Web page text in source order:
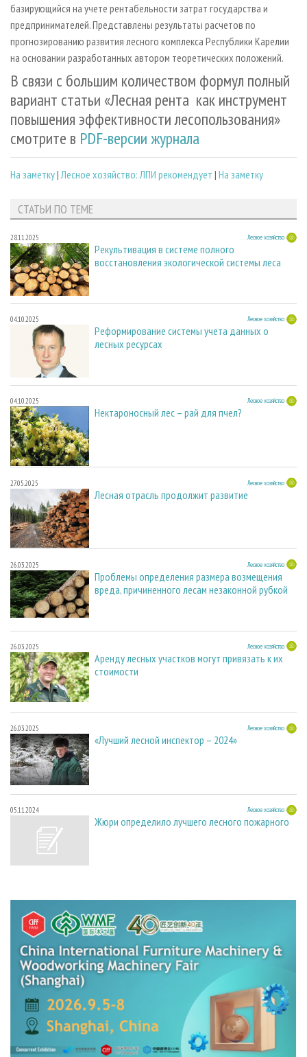
базирующийся на учете рентабельности затрат государства и
предпринимателей. Представлены результаты расчетов по
прогнозированию развития лесного комплекса Республики Карелии
на основании разработанных автором теоретических положений.
В связи с большим количеством формул полный
вариант статьи «Лесная рента как инструмент
повышения эффективности лесопользования»
смотрите в PDF-версии журнала
На заметку|Лесное хозяйство: ЛПИ рекомендует | На заметку
СТАТЬИ ПО ТЕМЕ
28.11.2025 Лесное хозяйство
Рекультивация в системе полного
восстановления экологической системы леса
04.10.2025 Лесное хозяйство
Реформирование системы учета данных о
лесных ресурсах
04.10.2025 Лесное хозяйство
Нектароносный лес – рай для пчел?
27.05.2025 Лесное хозяйство
Лесная отрасль продолжит развитие
26.03.2025 Лесное хозяйство
Проблемы определения размера возмещения
вреда, причиненного лесам незаконной рубкой
26.03.2025 Лесное хозяйство
Аренду лесных участков могут привязать к их
стоимости
26.03.2025 Лесное хозяйство
«Лучший лесной инспектор – 2024»
05.11.2024 Лесное хозяйство
Жюри определило лучшего лесного пожарного